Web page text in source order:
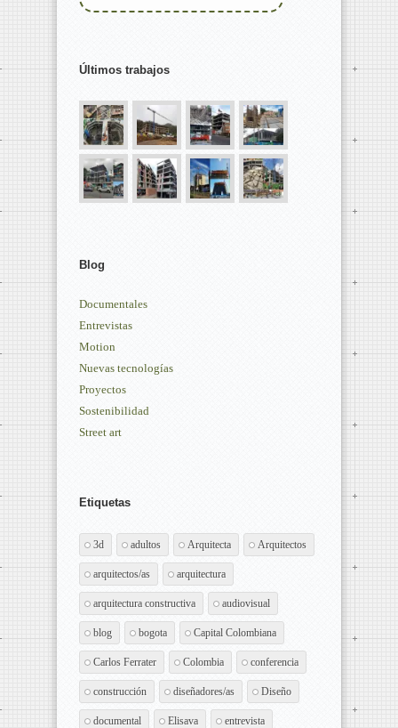
Últimos trabajos
Blog
Documentales
Entrevistas
Motion
Nuevas tecnologías
Proyectos
Sostenibilidad
Street art
Etiquetas
3d adultos Arquitecta Arquitectos
arquitectos/as arquitectura
arquitectura constructiva audiovisual
blog bogota Capital Colombiana
Carlos Ferrater Colombia conferencia
construcción diseñadores/as Diseño
documental Elisava entrevista